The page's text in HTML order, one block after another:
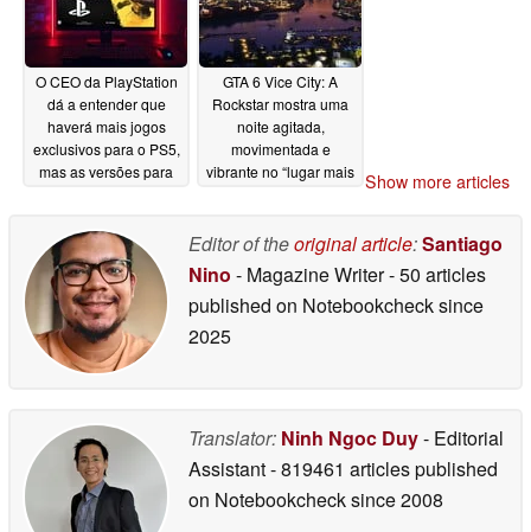
O CEO da PlayStation
dá a entender que
haverá mais jogos
exclusivos para o PS5,
mas as versões para
GTA 6 Vice City: A
Rockstar mostra uma
noite agitada,
movimentada e
vibrante no “lugar mais
06/19/2026
Show more articles
Editor of theoriginal article:Santiago
Nino - Magazine Writer- 50 articles
published on Notebookchecksince
2025
Translator: Ninh Ngoc Duy- Editorial
Assistant- 819461 articles published
on Notebookchecksince 2008